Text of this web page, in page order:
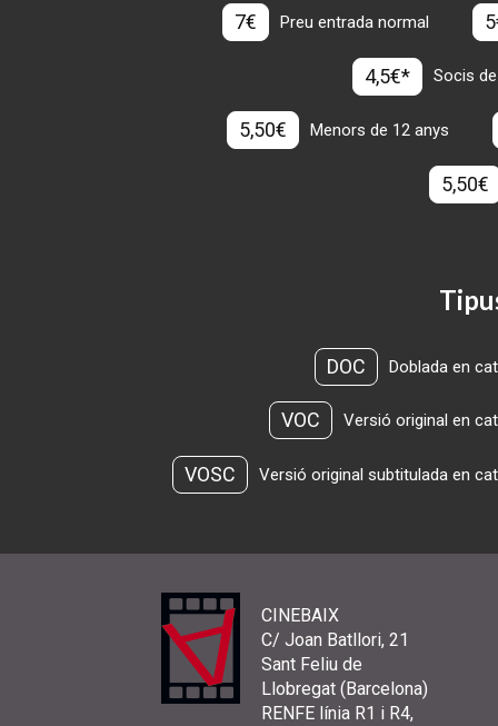
7€ Preu entrada normal
4,5€* Socis
5,50€ Menors de 12 anys
5,50€
DOC Doblada en
VOC Versió original en
VOSC Versió original subtitulada en
CINEBAIX
C/ Joan Batllori, 21
Sant Feliu de
Llobregat (Barcelona)
RENFE línia R1 i R4,